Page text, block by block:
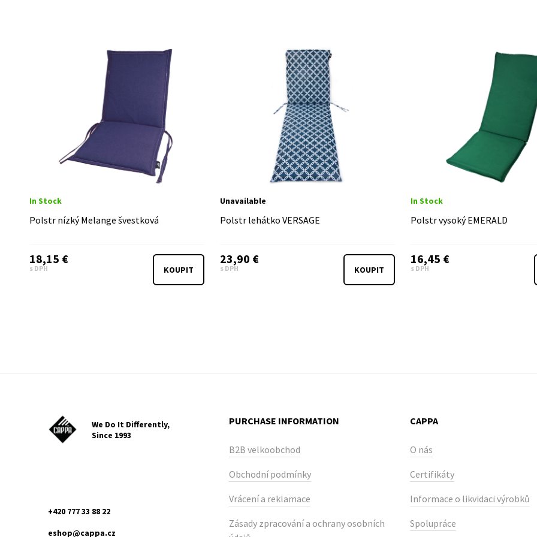
In Stock
Polstr nízký Melange švestková
18,15 €
s DPH KOUPIT
Unavailable
Polstr lehátko VERSAGE
23,90 €
s DPH KOUPIT
In Stock
Polstr vysoký EMERALD
16,45 €
s DPH
We Do It Differently,
Since 1993
+420 777 33 88 22
eshop@cappa.cz
PURCHASE INFORMATION
B2B velkoobchod
Obchodní podmínky
Vrácení a reklamace
Zásady zpracování a ochrany osobních
CAPPA
O nás
Certifikáty
Informace o likvidaci výrobků
Spolupráce